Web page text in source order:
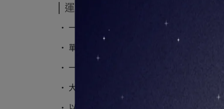
運送方式
‧ 一般商品採用黑貓宅急便寄送
‧ 單筆滿5千享免運優惠
‧ 一般商品將於2-3個工作天內出貨
‧ 大型商品/特殊物件僅提供門市親取